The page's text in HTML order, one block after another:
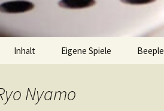
Inhalt
Verlagsliste
Eigene Spiele Beeple
Nyamo